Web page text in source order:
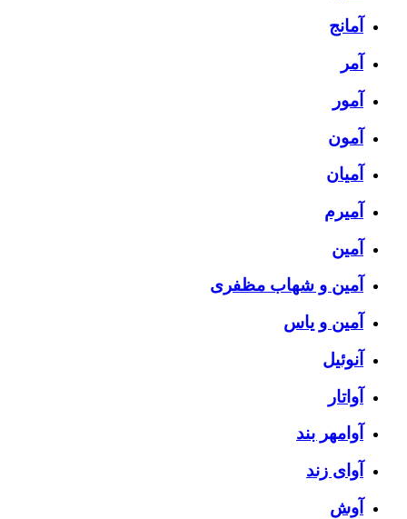
آمانج
آمر
آمور
آمون
آمیان
آمیرم
آمین
آمین و شهاب مظفری
آمین و یاس
آنوئیل
آواتار
آوامهر بند
آوای زند
آوش